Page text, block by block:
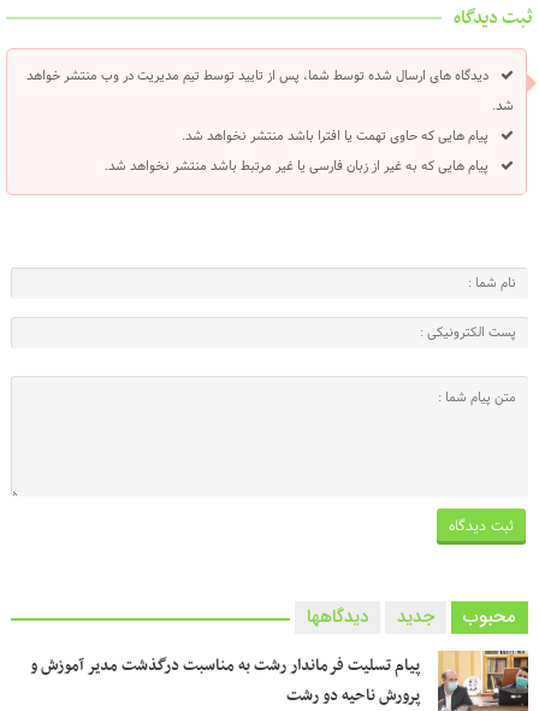
ثبت دیدگاه
دیدگاه های ارسال شده توسط شما، پس از تایید توسط تیم مدیریت در وب منتشر خواهد
شد.
پیام هایی که حاوی تهمت یا افترا باشد منتشر نخواهد شد.
پیام هایی که به غیر از زبان فارسی یا غیر مرتبط باشد منتشر نخواهد شد.
محبوب جدید دیدگاهها
پیام تسلیت فرماندار رشت به مناسبت درگذشت مدیر آموزش و
پرورش ناحیه دو رشت